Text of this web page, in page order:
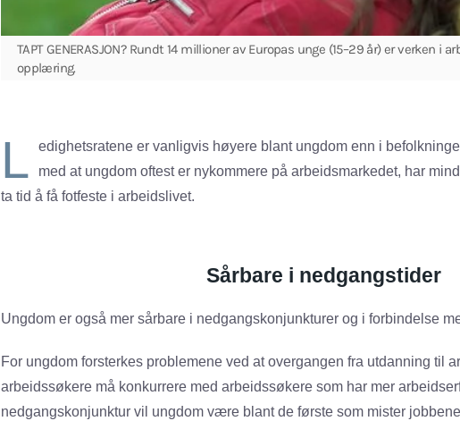
TAPT GENERASJON? Rundt 14 millioner av Europas unge (15–29 år) er verken i
opplæring.
L
edighetsratene er vanligvis høyere blant ungdom enn i
med at ungdom oftest er nykommere på arbeidsmarkedet, har
ta tid å få fotfeste i arbeidslivet.
Sårbare i nedgangstider
Ungdom er også mer sårbare i nedgangskonjunkturer og i forbindelse
For ungdom forsterkes problemene ved at overgangen fra utdanning til
arbeidssøkere må konkurrere med arbeidssøkere som har mer
nedgangskonjunktur vil ungdom være blant de første som mister